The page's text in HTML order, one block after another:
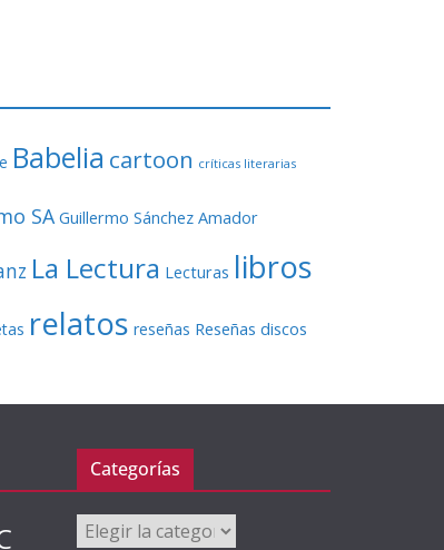
Babelia cartoon críticas literarias
SA Guillermo Sánchez Amador
La Lectura Lecturas libros
relatos reseñas Reseñas discos
Categorías
Categorías